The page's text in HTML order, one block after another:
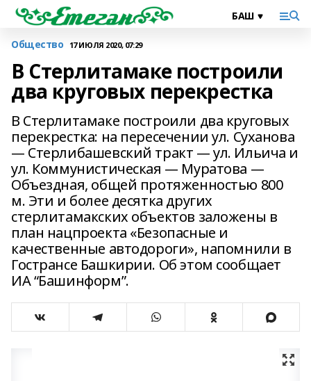
Общество 17 ИЮЛЯ 2020, 07:29
В Стерлитамаке построили
два круговых перекрестка
В Стерлитамаке построили два круговых
перекрестка: на пересечении ул. Суханова
— Стерлибашевский тракт — ул. Ильича и
ул. Коммунистическая — Муратова —
Объездная, общей протяженностью 800
м. Эти и более десятка других
стерлитамакских объектов заложены в
план нацпроекта «Безопасные и
качественные автодороги», напомнили в
Гострансе Башкирии. Об этом сообщает
ИА “Башинформ”.